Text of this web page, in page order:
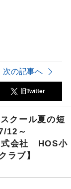
次の記事へ
旧Twitter
クール夏の短
12～
式会社 HOS小
ラブ】